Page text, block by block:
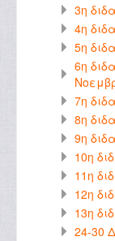
3η
4η
5η
6η
7η
8η
9η
10η
11η
12η
13η
24-30